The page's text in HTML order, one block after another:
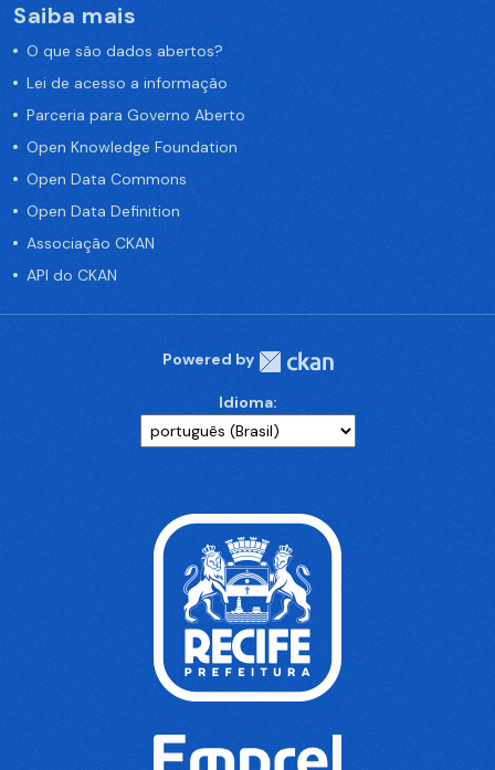
Saiba mais
O que são dados abertos?
Lei de acesso a informação
Parceria para Governo Aberto
Open Knowledge Foundation
Open Data Commons
Open Data Definition
Associação CKAN
API do CKAN
Powered by
Idioma